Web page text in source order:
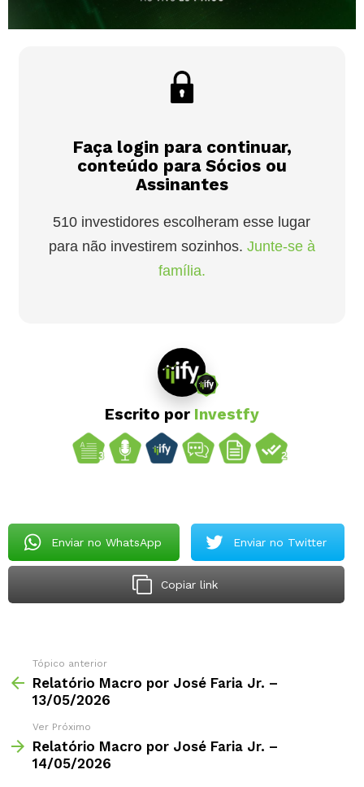
Faça login para continuar,
conteúdo para Sócios ou
Assinantes
510 investidores escolheram esse lugar
para não investirem sozinhos. Junte-se à
família.
Escrito por Investfy
Enviar no WhatsApp Enviar no Twitter
Copiar link
Tópico anterior
Relatório Macro por José Faria Jr. –
13/05/2026
Ver Próximo
Relatório Macro por José Faria Jr. –
14/05/2026